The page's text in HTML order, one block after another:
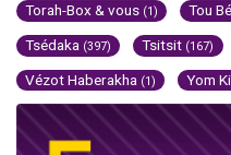
Torah-Box & vous (1) Tou
Tsédaka (397) Tsitsit (167)
Vézot Haberakha (1) Yom